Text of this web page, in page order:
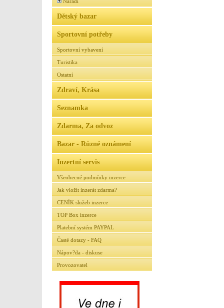
Dětský bazar
Sportovní potřeby
Sportovní vybavení
Turistika
Ostatní
Zdraví, Krása
Seznamka
Zdarma, Za odvoz
Bazar - Různé oznámení
Inzertní servis
Všeobecné podmínky inzerce
Jak vložit inzerát zdarma?
CENÍK služeb inzerce
TOP Box inzerce
Platební systém PAYPAL
Časté dotazy - FAQ
Nápov?da - diskuse
Provozovatel